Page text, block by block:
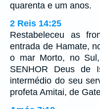
quarenta e um anos.
2 Reis 14:25
Restabeleceu as
entrada de Hamate,
o mar Morto, no
SENHOR Deus de
intermédio do seu
profeta Amitai, de